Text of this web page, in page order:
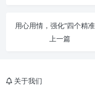
上一篇
关于我们